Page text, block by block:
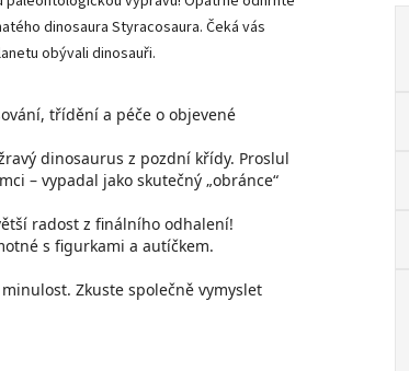
dinosaura Styracosaura. Čeká vás
obývali dinosauři.
třídění a péče o objevené
dinosaurus z pozdní křídy. Proslul
– vypadal jako skutečný „obránce“
radost z finálního odhalení!
s figurkami a autíčkem.
Zkuste společně vymyslet